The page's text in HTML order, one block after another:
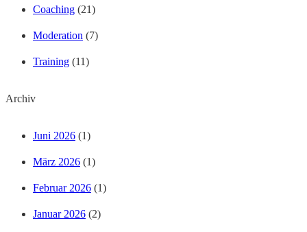
Coaching (21)
Moderation (7)
Training (11)
Archiv
Juni 2026 (1)
März 2026 (1)
Februar 2026 (1)
Januar 2026 (2)